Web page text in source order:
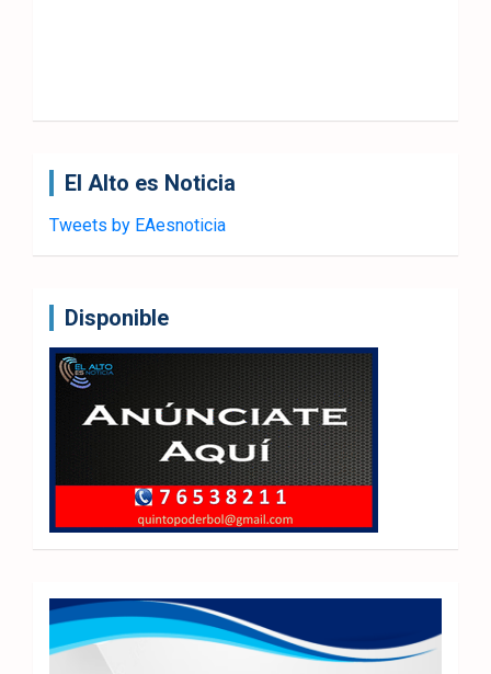
El Alto es Noticia
Tweets by EAesnoticia
Disponible